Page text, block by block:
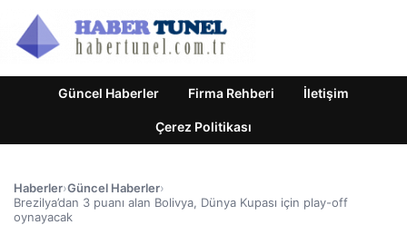
Güncel Haberler Firma Rehberi İletişim
Çerez Politikası
Haberler›Güncel Haberler›
Brezilya’dan 3 puanı alan Bolivya, Dünya Kupası için play-off
oynayacak